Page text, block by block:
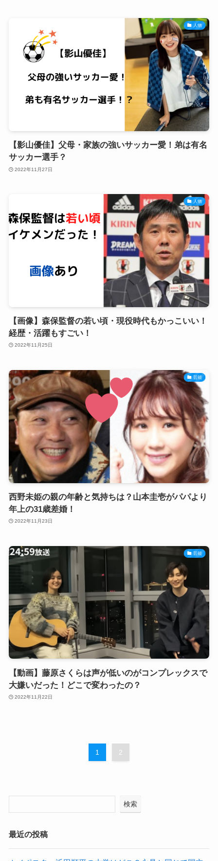
人物
【影山優佳】父母・家族の強いサッカー愛！弟は有名
サッカー選手？
2022年11月27日
人物
【画像】森保監督の若い頃・現役時代もかっこいい！
経歴・活躍もすごい！
2022年11月25日
芸能
西野未姫の親の年齢と気持ちは？山本圭壱がパパより
年上の31歳差婚！
2022年11月23日
芸能
【動画】藤原さくらは声が低いのがコンプレックスで
大嫌いだった！どこで変わったの？
2022年11月22日
1 2
検索
最近の投稿